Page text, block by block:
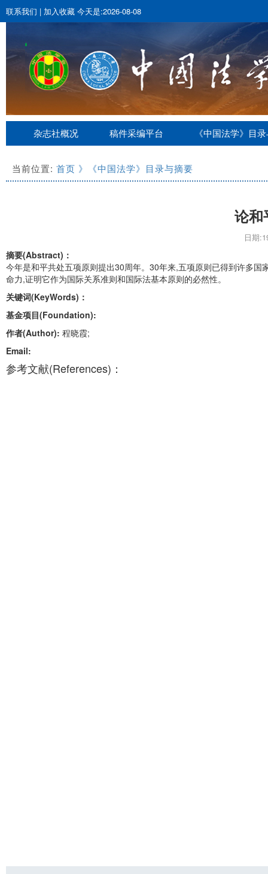
联系我们 | 加入收藏 今天是:2026-08-08
杂志社概况 稿件采编平台 《中国法学》目
当前位置: 首页 》《中国法学》目录与摘要
论和
日期
摘要(Abstract)：
今年是和平共处五项原则提出30周年。30年来,五项原则已得到许多
命力,证明它作为国际关系准则和国际法基本原则的必然性。
关键词(KeyWords)：
基金项目(Foundation):
作者(Author): 程晓霞;
Email:
参考文献(References)：